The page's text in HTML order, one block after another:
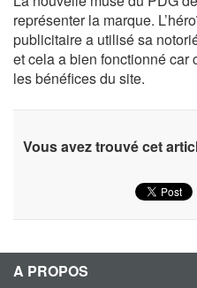
représenter la marque.
publicitaire a utilisé sa
et cela a bien fonctionné car
les bénéfices du site.
Vous avez trouvé cet
A PROPOS